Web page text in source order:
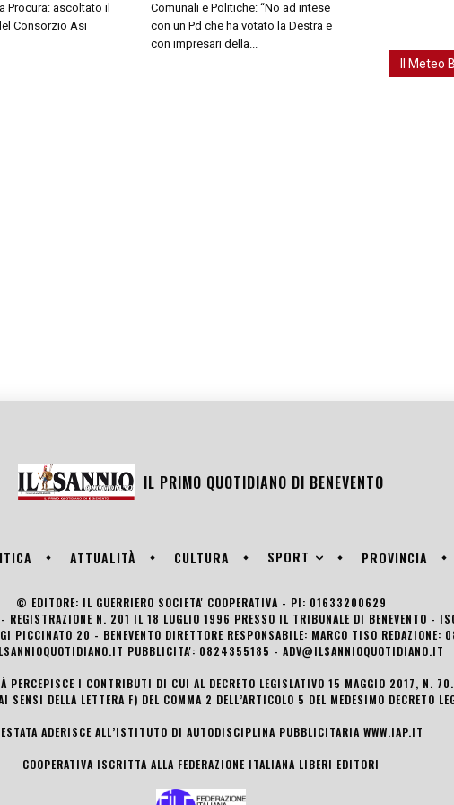
Procura: ascoltato il
Consorzio Asi
Comunali e Politiche: “No ad intese
con un Pd che ha votato la Destra e
con impresari della...
Il Meteo
IL PRIMO QUOTIDIANO DI BENEVENTO
ATTUALITÀ CULTURA SPORT PROVINCIA
© EDITORE: IL GUERRIERO SOCIETA' COOPERATIVA - PI: 01633200629
REGISTRAZIONE N. 201 IL 18 LUGLIO 1996 PRESSO IL TRIBUNALE DI BENEVENTO -
PICCINATO 20 - BENEVENTO DIRETTORE RESPONSABILE: MARCO TISO
PUBBLICITA': 0824355185 - ADV@ILSANNIOQUOTIDIANO.IT
PERCEPISCE I CONTRIBUTI DI CUI AL DECRETO LEGISLATIVO 15 MAGGIO 2017, N. 70.
SENSI DELLA LETTERA F) DEL COMMA 2 DELL’ARTICOLO 5 DEL MEDESIMO DECRETO
ADERISCE ALL’ISTITUTO DI AUTODISCIPLINA PUBBLICITARIA WWW.IAP.IT
COOPERATIVA ISCRITTA ALLA FEDERAZIONE ITALIANA LIBERI EDITORI